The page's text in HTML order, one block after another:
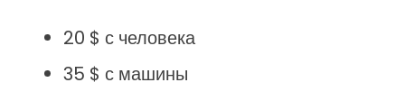
20 $ с человека
35 $ с машины